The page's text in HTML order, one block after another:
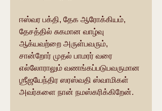
ஈஸ்வர பக்தி, தேக ஆரோக்கியம்,
தேசத்தில் சுகமான வாழ்வு
ஆக்யவற்றை அருள்பவரும்,
சான்றோர் முதல் பாமரர் வரை
எல்லோராலும் வணங்கப்படுபவருமான
ஶ்ரீஜயேந்திர ஸரஸ்வதி ஸ்வாமிகள்
அவர்களை நான் நமஸ்கரிக்கிறேன்.